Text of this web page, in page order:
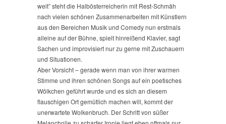
weit” steht die Halbösterreicherin mit Rest-Schmäh
nach vielen schönen Zusammenarbeiten mit Künstlern
aus den Bereichen Musik und Comedy nun erstmals
alleine auf der Bühne, spielt hinreißend Klavier, sagt
Sachen und improvisiert nur zu gerne mit Zuschauern
und Situationen.
Aber Vorsicht – gerade wenn man von ihrer warmen
Stimme und ihren schönen Songs auf ein poetisches
Wölkchen geführt wurde und es sich an diesem
flauschigen Ort gemütlich machen will, kommt der
unerwartete Wolkenbruch. Der Schritt von süßer